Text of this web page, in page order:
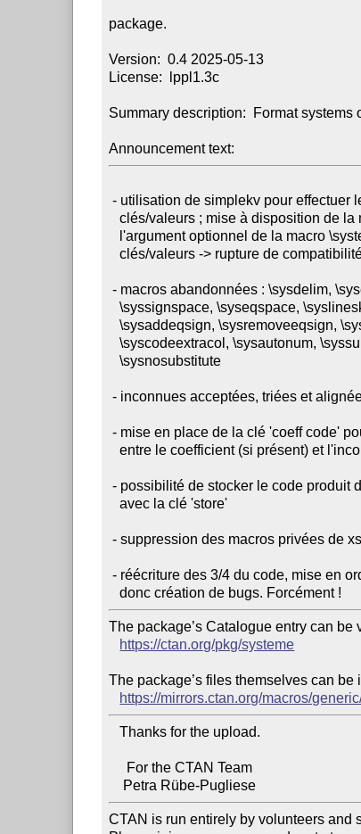
package.
Version:  0.4 2025-05-13
License:  lppl1.3c
Summary description:  Format systems
Announcement text:
- utilisation de simplekv pour effectuer les réglages via
   clés/valeurs ; mise à disposition de la macro \setsysteme et de
   clés/valeurs -> rupture de compatibilité
- macros abandonnées : \sysdelim, \syseqsep, \sysalign,
   \syssignspace, \syseqspace, \syslineskipcoeff, \sysequivsign,
   \sysaddeqsign, \sysremoveeqsign, \sysextracolsign,
   \syscodeextracol, \sysautonum, \syssubstitute et
   \sysnosubstitute
- inconnues acceptées, triées et alignées dans le membre de droite
- mise en place de la clé 'coeff code' pour insérer une espace
   entre le coefficient (si présent) et l'inconnue
- possibilité de stocker le code produit dans une macro spécifiée
   avec la clé 'store'
- suppression des macros privées de xstring
- réécriture des 3/4 du code, mise en ordre, assainissement et
The package’s Catalogue entry can be
https://ctan.org/pkg/systeme
The package’s files themselves can be
https://mirrors.ctan.org/macros/
   Thanks for the upload.
CTAN is run entirely by volunteers and